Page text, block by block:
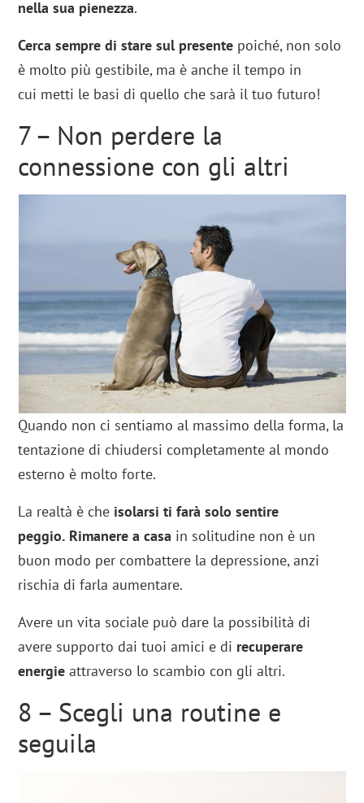
nella sua pienezza.
Cerca sempre di stare sul presente poiché, non solo
è molto più gestibile, ma è anche il tempo in
cui metti le basi di quello che sarà il tuo futuro!
7 – Non perdere la
connessione con gli altri
Quando non ci sentiamo al massimo della forma, la
tentazione di chiudersi completamente al mondo
esterno è molto forte.
La realtà è che isolarsi ti farà solo sentire
peggio. Rimanere a casa in solitudine non è un
buon modo per combattere la depressione, anzi
rischia di farla aumentare.
Avere un vita sociale può dare la possibilità di
avere supporto dai tuoi amici e di recuperare
energie attraverso lo scambio con gli altri.
8 – Scegli una routine e
seguila